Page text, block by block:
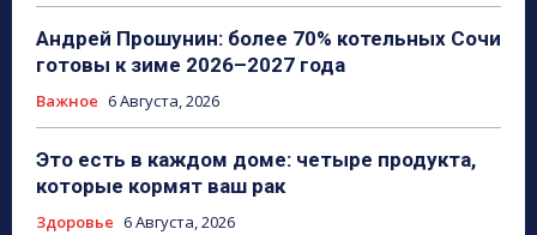
Андрей Прошунин: более 70% котельных Сочи
готовы к зиме 2026–2027 года
Важное 6 Августа, 2026
Это есть в каждом доме: четыре продукта,
которые кормят ваш рак
Здоровье 6 Августа, 2026